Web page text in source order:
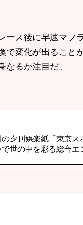
ス後に早速マフ
で変化が出ること
なるか注目だ。
の夕刊娯楽紙「東京
世の中を彩る総合